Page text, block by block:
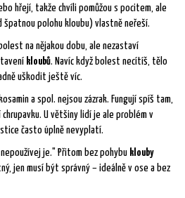
hřejí, takže chvíli pomůžou s pocitem, ale
špatnou polohu kloubu) vlastně neřeší.
na nějakou dobu, ale nezastaví
kloubů. Navíc když bolest necítíš, tělo
uškodit ještě víc.
a spol. nejsou zázrak. Fungují spíš tam,
U většiny lidí je ale problém v
často úplně nevyplatí.
je." Přitom bez pohybu klouby
jen musí být správný – ideálně v ose a bez